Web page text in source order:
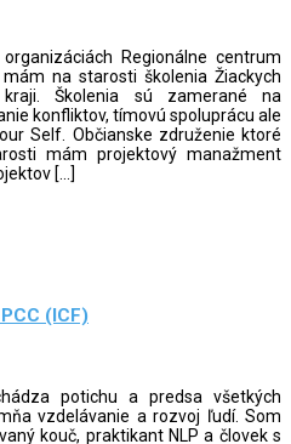
Regionálne centrum
na starosti školenia Žiackych
Školenia sú zamerané na
konfliktov, tímovú spoluprácu ale
Self. Občianske združenie ktoré
mám projektový manažment
[…]
(ICF)
potichu a predsa všetkých
vzdelávanie a rozvoj ľudí. Som
kouč, praktikant NLP a človek s